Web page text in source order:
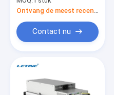
Contact nu